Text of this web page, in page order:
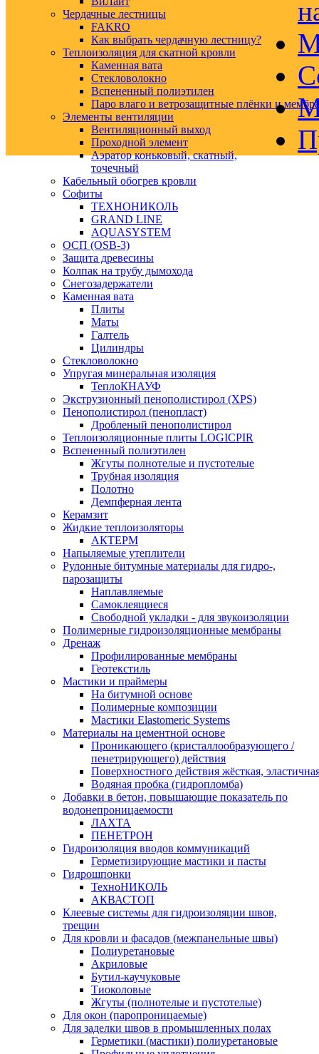
Чердачные лестницы
FAKRO
Как выбрать чердачную лестницу?
Теплоизоляция для скатной кровли
Каменная вата
Стекловолокно
Вспененный полиэтилен
Паро влаго и ветрозащитные плёнки и
Элементы вентиляции
Вентиляционный выход
Проходной элемент
Аэратор коньковый, скатный,
точечный
Кабельный обогрев кровли
Софиты
ТЕХНОНИКОЛЬ
GRAND LINE
AQUASYSTEM
ОСП (OSB-3)
Защита древесины
Колпак на трубу дымохода
Снегозадержатели
Каменная вата
Плиты
Маты
Галтель
Цилиндры
Стекловолокно
Упругая минеральная изоляция
ТеплоКНАУФ
Экструзионный пенополистирол (XPS)
Пенополистирол (пенопласт)
Дробленый пенополистирол
Теплоизоляционные плиты LOGICPIR
Вспененный полиэтилен
Жгуты полнотелые и пустотелые
Трубная изоляция
Полотно
Демпферная лента
Керамзит
Жидкие теплоизоляторы
АКТЕРМ
Напыляемые утеплители
Рулонные битумные материалы для гидро-,
парозащиты
Наплавляемые
Самоклеящиеся
Свободной укладки - для звукоизоляции
Полимерные гидроизоляционные мембраны
Дренаж
Профилированные мембраны
Геотекстиль
Мастики и праймеры
На битумной основе
Полимерные композиции
Мастики Elastomeric Systems
Материалы на цементной основе
Проникающего (кристаллообразующего /
пенетрирующего) действия
Поверхностного действия жёсткая,
Водяная пробка (гидропломба)
Добавки в бетон, повышающие показатель по
водонепроницаемости
ЛАХТА
ПЕНЕТРОН
Гидроизоляция вводов коммуникаций
Герметизирующие мастики и пасты
Гидрошпонки
ТехноНИКОЛЬ
АКВАСТОП
Клеевые системы для гидроизоляции швов,
трещин
Для кровли и фасадов (межпанельные швы)
Полиуретановые
Акриловые
Бутил-каучуковые
Тиоколовые
Жгуты (полнотелые и пустотелые)
Для окон (паропроницаемые)
Для заделки швов в промышленных полах
Герметики (мастики) полиуретановые